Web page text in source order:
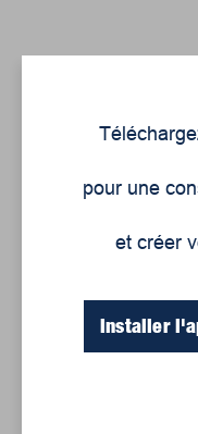
Des
plutôt que
pour une
et créer
Installer